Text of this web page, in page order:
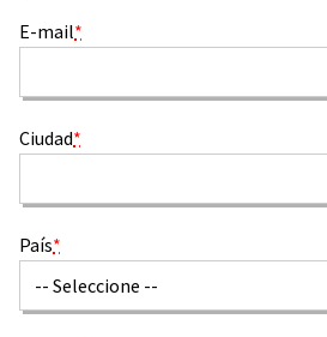
E-mail*
Ciudad*
País*